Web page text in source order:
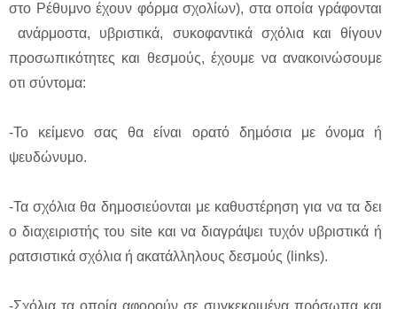
στο Ρέθυμνο έχουν φόρμα σχολίων), στα οποία γράφονται
ανάρμοστα, υβριστικά, συκοφαντικά σχόλια και θίγουν
προσωπικότητες και θεσμούς, έχουμε να ανακοινώσουμε
οτι σύντομα:
-Το κείμενο σας θα είναι ορατό δημόσια με όνομα ή
ψευδώνυμο.
-Τα σχόλια θα δημοσιεύονται με καθυστέρηση για να τα δει
ο διαχειριστής του site και να διαγράψει τυχόν υβριστικά ή
ρατσιστικά σχόλια ή ακατάλληλους δεσμούς (links).